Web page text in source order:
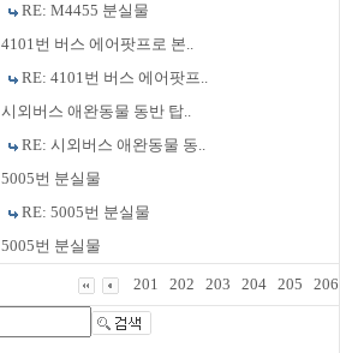
RE: M4455 분실물
4101번 버스 에어팟프로 본..
RE: 4101번 버스 에어팟프..
시외버스 애완동물 동반 탑..
RE: 시외버스 애완동물 동..
5005번 분실물
RE: 5005번 분실물
5005번 분실물
201 202 203 204 205 206